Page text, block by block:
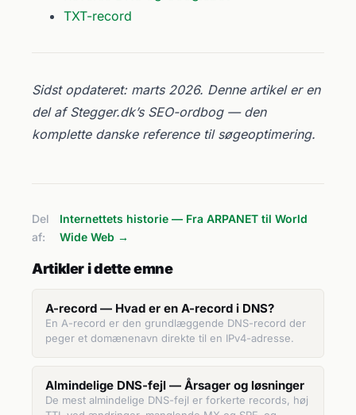
TXT-record
Sidst opdateret: marts 2026. Denne artikel er en
del af Stegger.dk’s SEO-ordbog — den
komplette danske reference til søgeoptimering.
Del
af:
Internettets historie — Fra ARPANET til World
Wide Web →
Artikler i dette emne
A-record — Hvad er en A-record i DNS?
En A-record er den grundlæggende DNS-record der
peger et domænenavn direkte til en IPv4-adresse.
Almindelige DNS-fejl — Årsager og løsninger
De mest almindelige DNS-fejl er forkerte records, høj